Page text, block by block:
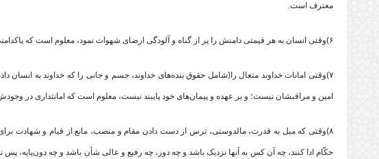
معترف است.
۶)وقتی انسان به هر قیمتی دامنش را پر از گناه و آلودگی ارضای شهوات نمود، معلوم است که پاکدامنی در وجودش بی‌معنا می‌شود.
۷)وقتی امانات خداوند متعال را(شامل حقوق بنده‌های خداوند، جسم و جانی را که خداوند به
امین و مراقبشان نیست؛ و بر عهده و پیمان‌های خود پایبند نیست، معلوم است که امانتداری در
۸)وقتی که میل به قدرت، مالدوستی، ترس از دست دادن مقام و منصب، مانع از قیام و شهادت
حکّام ادا کنند، چه آن کس به آنها نزدیک باشد و چه دور، چه رفیع و عالی شأن باشد و چه دون‌پایه،